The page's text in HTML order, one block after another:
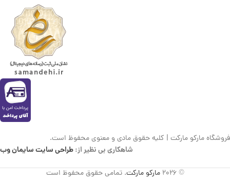
فروشگاه مارکو مارکت | کلیه حقوق مادی و معنوی محفوظ است.
شاهکاری بی نظیر از:طراحی سایت سایمان وب
© 2026 مارکو مارکت. تمامی حقوق محفوظ است